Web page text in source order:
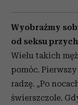
Wyobraźmy
od seksu
Wielu takich
pomóc.
radzę. „Po
świerszczole.